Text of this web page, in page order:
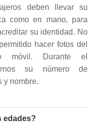
deben llevar su
como en mano, para
su identidad. No
hacer fotos del
móvil. Durante el
su número de
y nombre.
edades?